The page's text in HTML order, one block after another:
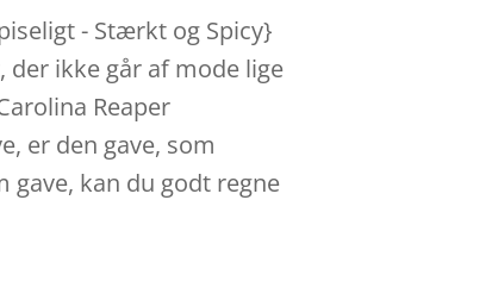
- Stærkt og Spicy}
ikke går af mode lige
Reaper
er den gave, som
gave, kan du godt regne